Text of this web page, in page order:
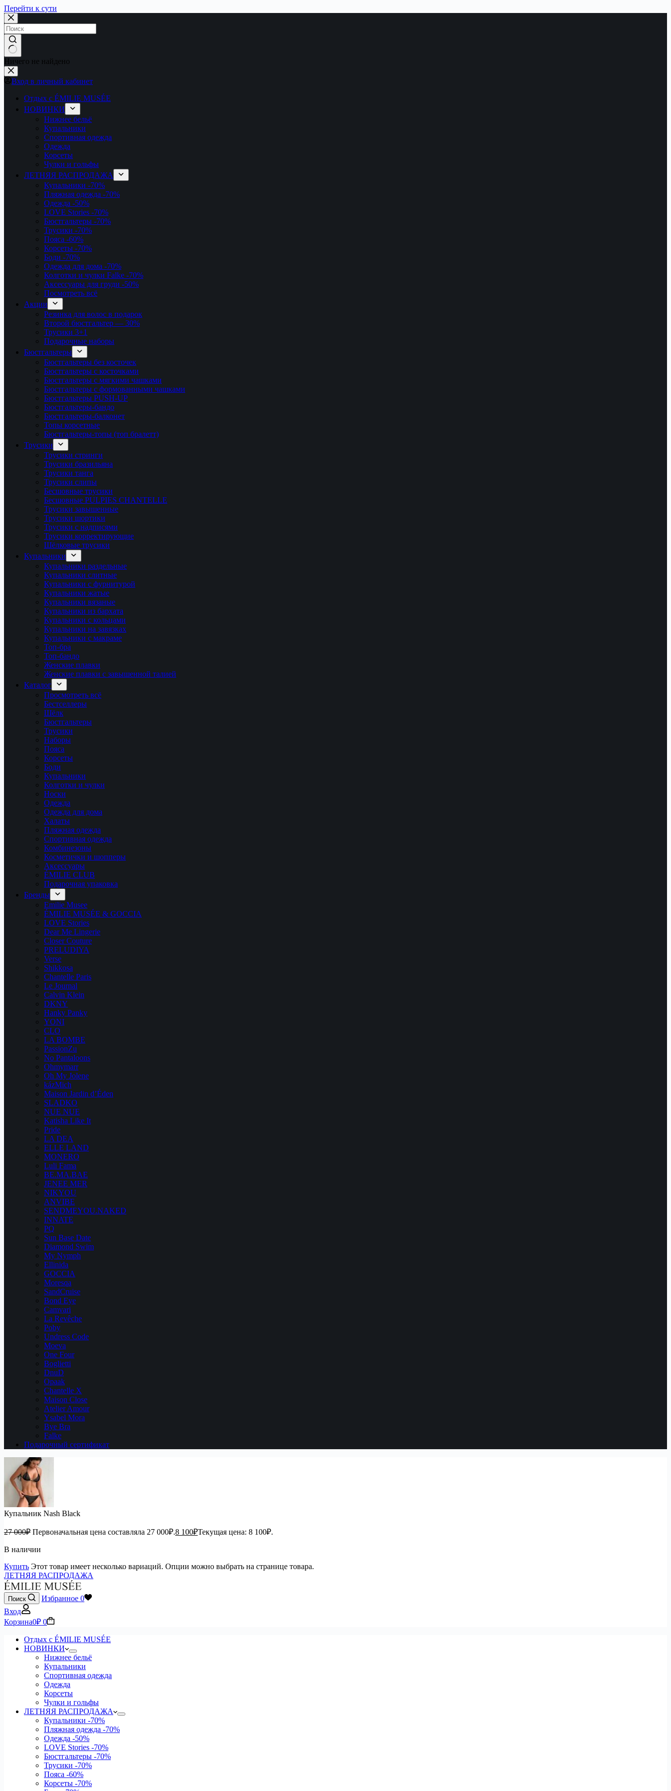
Перейти к сути
Ничего не найдено
Вход в личный кабинет
Отдых с ÉMILIE MUSÉE
НОВИНКИ
Нижнее бельё
Купальники
Спортивная одежда
Одежда
Корсеты
Чулки и гольфы
ЛЕТНЯЯ РАСПРОДАЖА
Купальники -70%
Пляжная одежда -70%
Одежда -50%
LOVE Stories -70%
Бюстгальтеры -70%
Трусики -70%
Пояса -60%
Корсеты -70%
Боди -70%
Одежда для дома -70%
Колготки и чулки Falke -70%
Аксессуары для груди -50%
Посмотреть всё
Акции
Резинка для волос в подарок
Второй бюстгальтер — 30%
Трусики 3+1
Подарочные наборы
Бюстгальтеры
Бюстгальтеры без косточек
Бюстгальтеры с косточками
Бюстгальтеры с мягкими чашками
Бюстгальтеры с формованными чашками
Бюстгальтеры PUSH-UP
Бюстгальтеры-бандо
Бюстгальтеры-балконет
Топы корсетные
Бюстгальтеры-топы (топ бралетт)
Трусики
Трусики стринги
Трусики бразильяна
Трусики танга
Трусики слипы
Бесшовные трусики
Бесшовные PULPIES CHANTELLE
Трусики завышенные
Трусики шортики
Трусики с надписями
Трусики корректирующие
Шёлковые трусики
Купальники
Купальники раздельные
Купальники слитные
Купальники с фурнитурой
Купальники жатые
Купальники вязаные
Купальники из бархата
Купальники с кольцами
Купальники на завязках
Купальники с макраме
Топ-бра
Топ-бандо
Женские плавки
Женские плавки с завышенной талией
Каталог
Просмотреть всё
Бестселлеры
Шёлк
Бюстгальтеры
Трусики
Наборы
Пояса
Корсеты
Боди
Купальники
Колготки и чулки
Носки
Одежда
Одежда для дома
Халаты
Пляжная одежда
Спортивная одежда
Комбинезоны
Косметички и шопперы
Аксессуары
ÉMILIE CLUB
Подарочная упаковка
Бренды
Emilie Musee
ÉMILIE MUSÉE & GOCCIA
LOVE Stories
Dear Me Lingerie
Closer Couture
PRELUDIYA
Verse
Shikkosa
Chantelle Paris
Le Journal
Calvin Klein
DKNY
Hanky Panky
YONI
CLO
LA BOMBE
PassionZu
No Pantaloons
Ohmymarr
Oh My Jolene
kázMich
Maison Jardin d’Éden
SLADKO
NUE NUE
Katisha Like It
Pride
LA DEA
ELLE LAND
MONERO
Luli Fama
BE.MA.BAE
JENEE MER
NIKYOU
ANVIBE
SENDMEYOU.NAKED
INNATE
PQ
Sun Base Date
Diamond Swim
My Nymph
Ellinida
GOCCIA
Moresqa
SandCruise
Bond Eye
Camvari
La Revêche
Poby
Undress Code
Moeva
One Four
Boglietti
DnuD
Opaak
Chantelle X
Maison Close
Atelier Amour
Ysabel Mora
Bye Bra
Falke
Подарочный сертификат
Купальник Nash Black
27 000₽ Первоначальная цена составляла 27 000₽.8 100₽Текущая цена: 8 100₽.
В наличии
Купить Этот товар имеет несколько вариаций. Опции можно выбрать на странице товара.
ЛЕТНЯЯ РАСПРОДАЖА
Поиск Избранное 0
Вход
Корзина0₽ 0
Отдых с ÉMILIE MUSÉE
НОВИНКИ
Нижнее бельё
Купальники
Спортивная одежда
Одежда
Корсеты
Чулки и гольфы
ЛЕТНЯЯ РАСПРОДАЖА
Купальники -70%
Пляжная одежда -70%
Одежда -50%
LOVE Stories -70%
Бюстгальтеры -70%
Трусики -70%
Пояса -60%
Корсеты -70%